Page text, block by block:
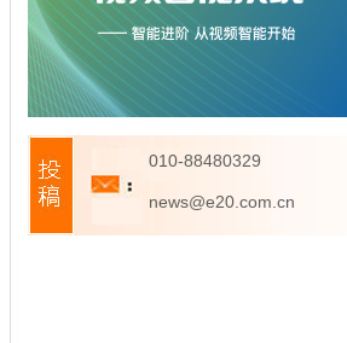
010-88480329
news@e20.com.cn